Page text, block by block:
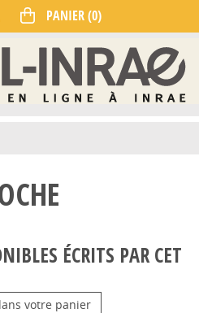
ÉCRITS PAR CET
votre panier